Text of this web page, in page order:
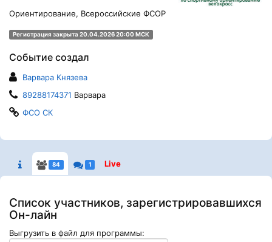
Ориентирование, Всероссийские ФСОР
Регистрация закрыта 20.04.2026 20:00 МСК
Событие создал
Варвара Князева
89288174371 Варвара
ФСО СК
84 1 Live
Список участников, зарегистрировавшихся
Он-лайн
Выгрузить в файл для программы: